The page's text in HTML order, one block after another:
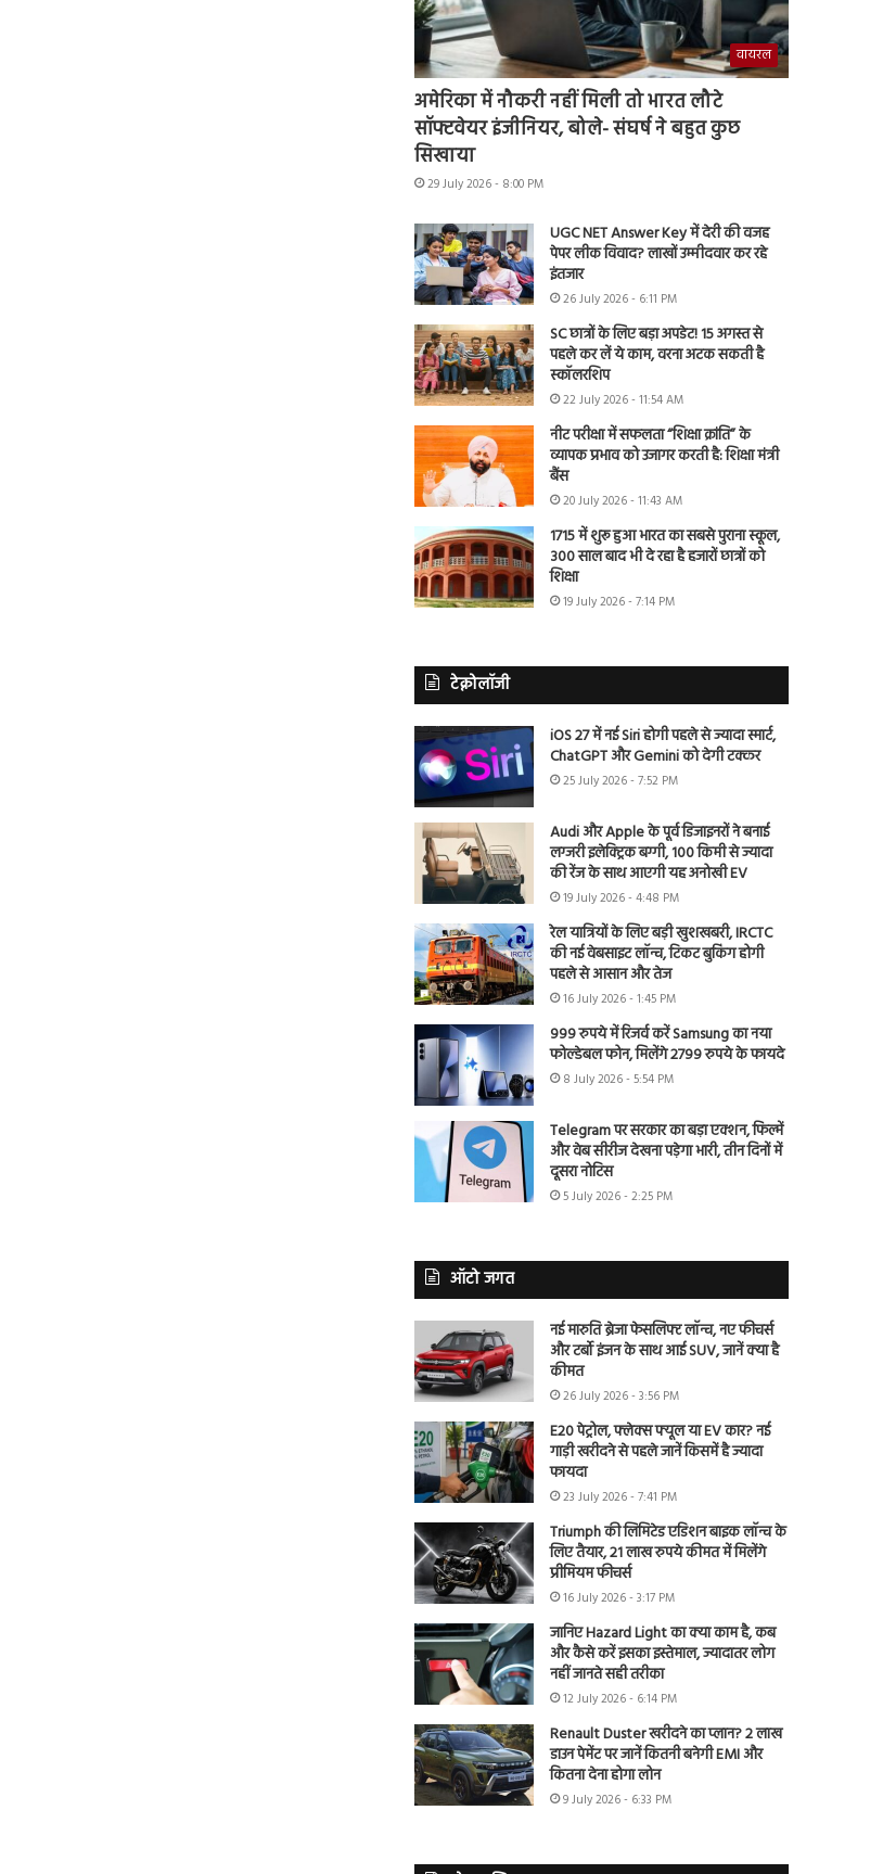
वायरल
अमेरिका में नौकरी नहीं मिली तो भारत लौटे
सॉफ्टवेयर इंजीनियर, बोले- संघर्ष ने बहुत कुछ
सिखाया
29 July 2026 - 8:00 PM
UGC NET Answer Key में देरी की वजह
पेपर लीक विवाद? लाखों उम्मीदवार कर रहे
इंतजार
26 July 2026 - 6:11 PM
SC छात्रों के लिए बड़ा अपडेट! 15 अगस्त से
पहले कर लें ये काम, वरना अटक सकती है
स्कॉलरशिप
22 July 2026 - 11:54 AM
नीट परीक्षा में सफलता “शिक्षा क्रांति” के
व्यापक प्रभाव को उजागर करती है: शिक्षा मंत्री
बैंस
20 July 2026 - 11:43 AM
1715 में शुरू हुआ भारत का सबसे पुराना स्कूल,
300 साल बाद भी दे रहा है हजारों छात्रों को
शिक्षा
19 July 2026 - 7:14 PM
टेक्नोलॉजी
iOS 27 में नई Siri होगी पहले से ज्यादा स्मार्ट,
ChatGPT और Gemini को देगी टक्कर
25 July 2026 - 7:52 PM
Audi और Apple के पूर्व डिजाइनरों ने बनाई
लग्जरी इलेक्ट्रिक बग्गी, 100 किमी से ज्यादा
की रेंज के साथ आएगी यह अनोखी EV
19 July 2026 - 4:48 PM
रेल यात्रियों के लिए बड़ी खुशखबरी, IRCTC
की नई वेबसाइट लॉन्च, टिकट बुकिंग होगी
पहले से आसान और तेज
16 July 2026 - 1:45 PM
999 रुपये में रिजर्व करें Samsung का नया
फोल्डेबल फोन, मिलेंगे 2799 रुपये के फायदे
8 July 2026 - 5:54 PM
Telegram पर सरकार का बड़ा एक्शन, फिल्में
और वेब सीरीज देखना पड़ेगा भारी, तीन दिनों में
दूसरा नोटिस
5 July 2026 - 2:25 PM
ऑटो जगत
नई मारुति ब्रेजा फेसलिफ्ट लॉन्च, नए फीचर्स
और टर्बो इंजन के साथ आई SUV, जानें क्या है
कीमत
26 July 2026 - 3:56 PM
E20 पेट्रोल, फ्लेक्स फ्यूल या EV कार? नई
गाड़ी खरीदने से पहले जानें किसमें है ज्यादा
फायदा
23 July 2026 - 7:41 PM
Triumph की लिमिटेड एडिशन बाइक लॉन्च के
लिए तैयार, 21 लाख रुपये कीमत में मिलेंगे
प्रीमियम फीचर्स
16 July 2026 - 3:17 PM
जानिए Hazard Light का क्या काम है, कब
और कैसे करें इसका इस्तेमाल, ज्यादातर लोग
नहीं जानते सही तरीका
12 July 2026 - 6:14 PM
Renault Duster खरीदने का प्लान? 2 लाख
डाउन पेमेंट पर जानें कितनी बनेगी EMI और
कितना देना होगा लोन
9 July 2026 - 6:33 PM